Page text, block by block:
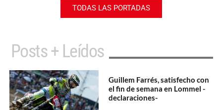
TODAS LAS PORTADAS
Posts + Leídos
Guillem Farrés, satisfecho con
el fin de semana en Lommel -
declaraciones-